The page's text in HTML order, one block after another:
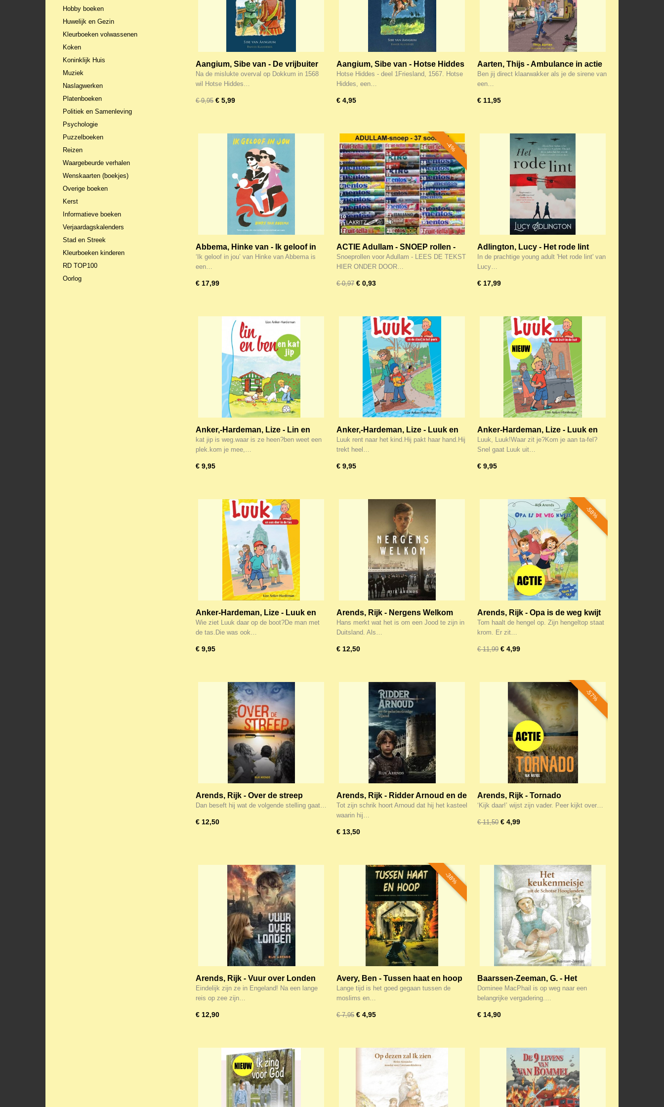
Hobby boeken
Huwelijk en Gezin
Kleurboeken volwassenen
Koken
Koninklijk Huis
Muziek
Naslagwerken
Platenboeken
Politiek en Samenleving
Psychologie
Puzzelboeken
Reizen
Waargebeurde verhalen
Wenskaarten (boekjes)
Overige boeken
Kerst
Informatieve boeken
Verjaardagskalenders
Stad en Streek
Kleurboeken kinderen
RD TOP100
Oorlog
Aangium, Sibe van - De vrijbuiter
(Hotse Hiddes-2)
Na de mislukte overval op Dokkum in 1568
wil Hotse Hiddes…
€ 9,95 € 5,99
Aangium, Sibe van - Hotse Hiddes
(Hotse Hiddes-1)
Hotse Hiddes - deel 1Friesland, 1567. Hotse
Hiddes, een…
€ 4,95
Aarten, Thijs - Ambulance in actie
Ben jij direct klaarwakker als je de sirene van
een…
€ 11,95
Abbema, Hinke van - Ik geloof in
jou
‘Ik geloof in jou’ van Hinke van Abbema is
een…
€ 17,99
-4%
ACTIE Adullam - SNOEP rollen -
ALLEEN bij meer dan 25 euro aan
boeken/muziek
Snoeprollen voor Adullam - LEES DE TEKST
HIER ONDER DOOR…
€ 0,97 € 0,93
Adlington, Lucy - Het rode lint
In de prachtige young adult 'Het rode lint' van
Lucy…
€ 17,99
Anker,-Hardeman, Lize - Lin en
Ben en Kat Jip
kat jip is weg.waar is ze heen?ben weet een
plek.kom je mee,…
€ 9,95
Anker,-Hardeman, Lize - Luuk en
de slaaf in het park
Luuk rent naar het kind.Hij pakt haar hand.Hij
trekt heel…
€ 9,95
Anker-Hardeman, Lize - Luuk en
de buit in de hut
Luuk, Luuk!Waar zit je?Kom je aan ta-fel?
Snel gaat Luuk uit…
€ 9,95
Anker-Hardeman, Lize - Luuk en
een dier in de tas
Wie ziet Luuk daar op de boot?De man met
de tas.Die was ook…
€ 9,95
Arends, Rijk - Nergens Welkom
Hans merkt wat het is om een Jood te zijn in
Duitsland. Als…
€ 12,50
-58%
Arends, Rijk - Opa is de weg kwijt
Tom haalt de hengel op. Zijn hengeltop staat
krom. Er zit…
€ 11,99 € 4,99
Arends, Rijk - Over de streep
Dan beseft hij wat de volgende stelling gaat…
€ 12,50
Arends, Rijk - Ridder Arnoud en de
geheimzinnige vijand
Tot zijn schrik hoort Arnoud dat hij het kasteel
waarin hij…
€ 13,50
-57%
Arends, Rijk - Tornado
‘Kijk daar!’ wijst zijn vader. Peer kijkt over…
€ 11,50 € 4,99
Arends, Rijk - Vuur over Londen
Eindelijk zijn ze in Engeland! Na een lange
reis op zee zijn…
€ 12,90
-38%
Avery, Ben - Tussen haat en hoop
(Uitg ism de SDOK)
Lange tijd is het goed gegaan tussen de
moslims en…
€ 7,95 € 4,95
Baarssen-Zeeman, G. - Het
keukenmeisje uit de Schotse
Hooglanden
Dominee MacPhail is op weg naar een
belangrijke vergadering.…
€ 14,90